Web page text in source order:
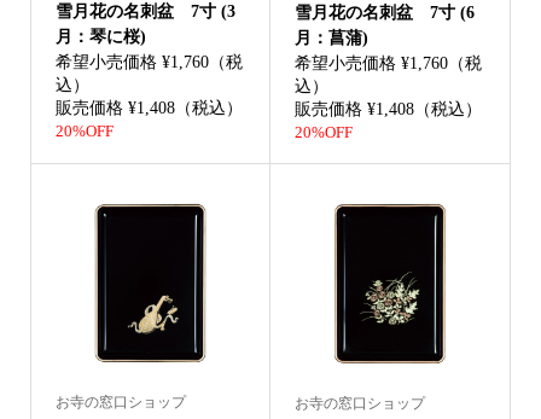
雪月花の名刺盆 7寸 (3
月：琴に桜)
希望小売価格 ¥1,760（税
込）
販売価格 ¥1,408（税込）
20%OFF
雪月花の名刺盆 7寸 (6
月：菖蒲)
希望小売価格 ¥1,760（税
込）
販売価格 ¥1,408（税込）
20%OFF
お寺の窓口ショップ お寺の窓口ショップ